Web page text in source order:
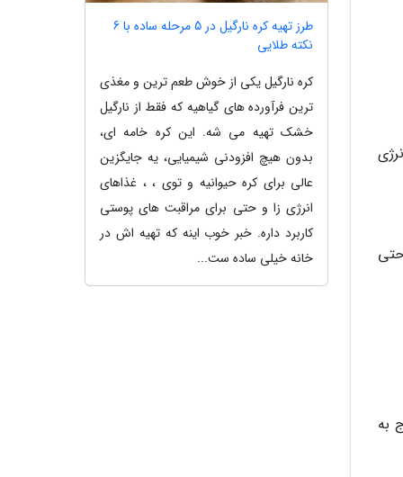
شدند حتی
به
طرز تهیه کره نارگیل در 5 مرحله ساده با 6
نکته طلایی
کره نارگیل یکی از خوش طعم ترین و مغذی
ترین فرآورده های گیاهیه که فقط از نارگیل
خشک تهیه می شه. این کره خامه ای،
بدون هیچ افزودنی شیمیایی، یه جایگزین
عالی برای کره حیوانیه و توی ، ، غذاهای
انرژی زا و حتی برای مراقبت های پوستی
کاربرد داره. خبر خوب اینه که تهیه اش در
خانه خیلی ساده ست...